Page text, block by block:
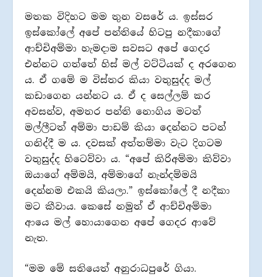
මතක විදිහට මම තුන වසරේ ය. ඉස්සර
ඉස්කෝලේ අපේ පන්තියේ හිටපු නදීකාගේ
ආච්චිඅම්මා හැමදාම සවසට අපේ ගෙදර
එන්නට ගත්තේ හිස් මල් වට්ටියක් ද අරගෙන
ය. ඒ ගමේ ම විස්තර කියා වතුසුද්ද මල්
කඩාගෙන යන්නට ය. ඒ ද සෙල්ලම් කර
අවසන්ව, අමතර පන්ති නොගිය මටත්
මල්ලීටත් අම්මා පාඩම් කියා දෙන්නට පටන්
ගනිද්දී ම ය. දවසක් අත්තම්මා වැට දිගටම
වතුසුද්ද හිටෙව්වා ය. “අපේ කිරිඅම්මා කිව්වා
ඔයාගේ අම්මයි, අම්මාගේ නැන්දම්මයි
දෙන්නම එකයි කියලා.” ඉස්කෝලේ දී නදීකා
මට කීවාය. කෙසේ නමුත් ඒ ආච්චිඅම්මා
ආයෙ මල් හොයාගෙන අපේ ගෙදර ආවේ
නැත.
“මම මේ සතියෙත් අනුරාධපුරේ ගියා.